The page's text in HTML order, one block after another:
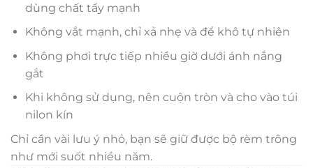
dùng chất tẩy mạnh
Không vắt mạnh, chỉ xả nhẹ và để khô tự nhiên
Không phơi trực tiếp nhiều giờ dưới ánh nắng
gắt
Khi không sử dụng, nên cuộn tròn và cho vào túi
nilon kín
Chỉ cần vài lưu ý nhỏ, bạn sẽ giữ được bộ rèm trông
như mới suốt nhiều năm.